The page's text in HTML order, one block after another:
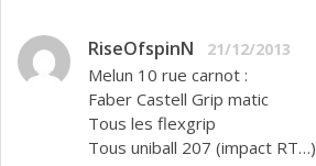
RiseOfspinN 21/12/2013
Melun 10 rue carnot :
Faber Castell Grip matic
Tous les flexgrip
Tous uniball 207 (impact RT…)